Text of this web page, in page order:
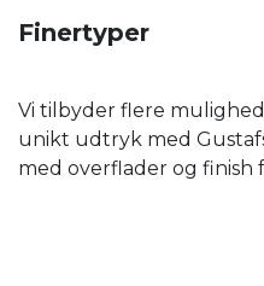
Finertyper
Vi tilbyder flere
unikt udtryk med
med overflader og finish